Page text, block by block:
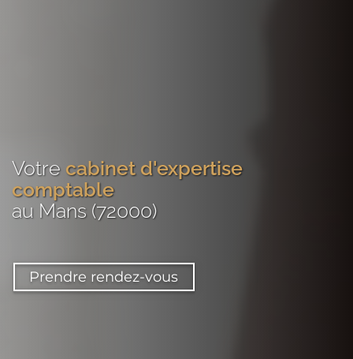
Votre cabinet d'expertise
comptable
au Mans (72000)
Prendre rendez-vous